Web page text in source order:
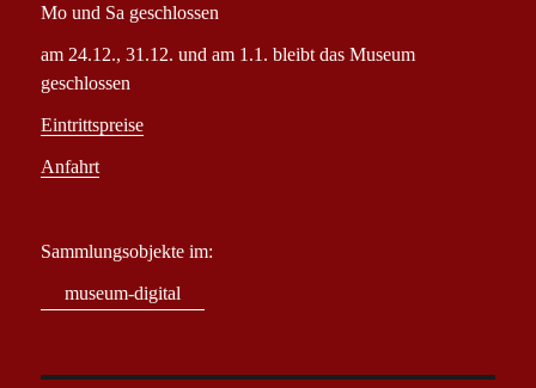
Mo und Sa geschlossen
am 24.12., 31.12. und am 1.1. bleibt das Museum
geschlossen
Eintrittspreise
Anfahrt
Sammlungsobjekte im:
museum-digital